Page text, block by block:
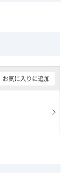
お気に入りに追加